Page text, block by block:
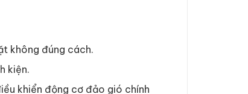
không đúng cách.
kiện.
khiển động cơ đảo gió chính